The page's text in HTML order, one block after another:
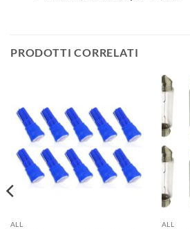
PRODOTTI CORRELATI
ALL ALL